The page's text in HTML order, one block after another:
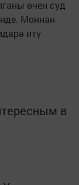
өчен суд
Моннан
итү
в